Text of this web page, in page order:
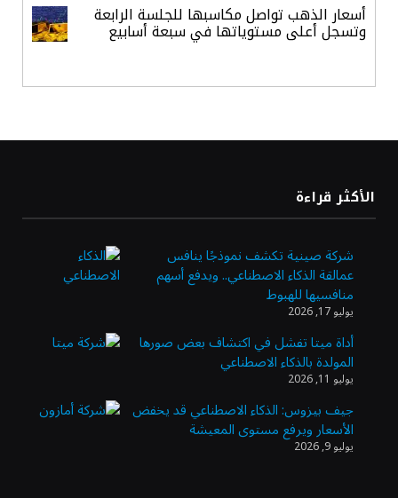
أسعار الذهب تواصل مكاسبها للجلسة الرابعة
وتسجل أعلى مستوياتها في سبعة أسابيع
«طيران الرياض» يدشن أولى رحلاته إلى مومباي
ويضيف الوجهة التشغيلية الثامنة
وزير الاستثمار: الموافقة على رخصة مزاولة
الأنشطة المالية عابرة الحدود تطوير للبيئة
الاستثمارية
الذهب يسجل أعلى مستوى في أسبوعين بدعم
من تراجع الدولار
الدولار الأمريكي يتراجع قرب أدنى مستوياته
الأكثر قراءة
شركة صينية تكشف نموذجًا ينافس
عمالقة الذكاء الاصطناعي.. ويدفع أسهم
منافسيها للهبوط
يوليو 17, 2026
أداة ميتا تفشل في اكتشاف بعض صورها
المولدة بالذكاء الاصطناعي
يوليو 11, 2026
جيف بيزوس: الذكاء الاصطناعي قد يخفض
الأسعار ويرفع مستوى المعيشة
يوليو 9, 2026